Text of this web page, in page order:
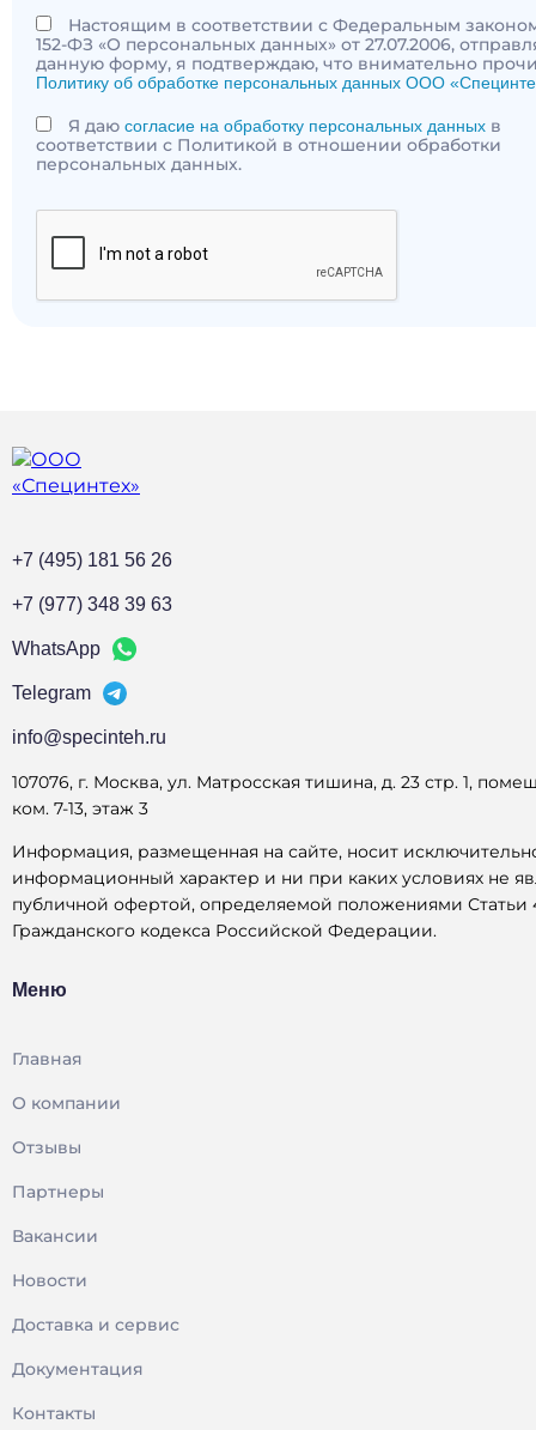
Настоящим в соответствии с Федеральным
152-ФЗ «О персональных данных» от 27.07.2006,
данную форму, я подтверждаю, что внимательно
Политику об обработке персональных данных ООО
Я даю согласие на обработку персональных данных в
соответствии с Политикой в отношении обработки
персональных данных.
+7 (495) 181 56 26
+7 (977) 348 39 63
WhatsApp
Telegram
info@specinteh.ru
107076, г. Москва, ул. Матросская тишина, д. 23 стр. 1,
ком. 7-13, этаж 3
Информация, размещенная на сайте, носит
информационный характер и ни при каких условиях не
публичной офертой, определяемой положениями Статьи
Гражданского кодекса Российской Федерации.
Меню
Главная
О компании
Отзывы
Партнеры
Вакансии
Новости
Доставка и сервис
Документация
Контакты